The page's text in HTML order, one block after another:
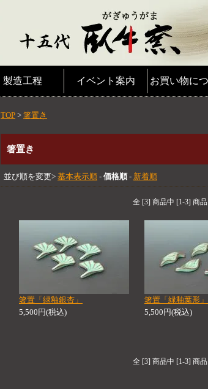
製造工程 イベント案内 お買い物に
TOP > 箸置き
箸置き
並び順を変更> 基本表示順 - 価格順- 新着順
全 [3] 商品中 [1-3] 商
箸置「緑釉銀杏」
5,500円(税込)
箸置「緑釉葉形」
5,500円(税込)
全 [3] 商品中 [1-3] 商